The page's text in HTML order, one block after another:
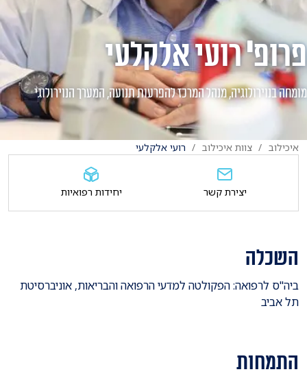
פרופ' רועי אלקלעי
מומחה בנוירולוגיה, מנהל המרכז להפרעות תנועה, המערך הנוירולוגי
איכילוב צוות איכילוב רועי אלקלעי
השכלה
ביה"ס לרפואה: הפקולטה למדעי הרפואה והבריאות, אוניברסיטת
תל אביב
התמחות
יצירת קשר יחידות רפואיות